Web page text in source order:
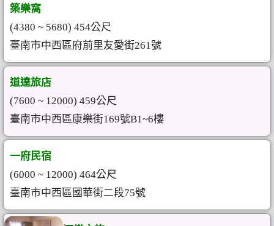
築樂窩
(4380 ~ 5680) 454公尺
臺南市中西區府前里友愛街261號
道達旅店
(7600 ~ 12000) 459公尺
臺南市中西區康樂街169號B1~6樓
一府民宿
(6000 ~ 12000) 464公尺
臺南市中西區國華街二段75號